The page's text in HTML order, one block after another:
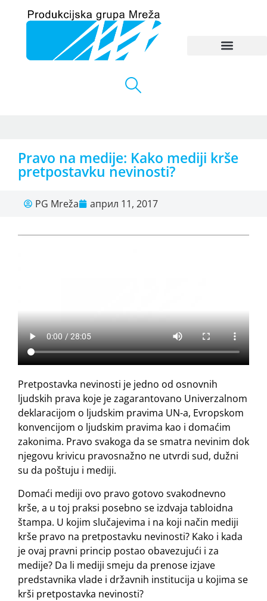
Pravo na medije: Kako mediji krše
pretpostavku nevinosti?
PG Mreža април 11, 2017
Pretpostavka nevinosti je jedno od osnovnih
ljudskih prava koje je zagarantovano Univerzalnom
deklaracijom o ljudskim pravima UN-a, Evropskom
konvencijom o ljudskim pravima kao i domaćim
zakonima. Pravo svakoga da se smatra nevinim dok
njegovu krivicu pravosnažno ne utvrdi sud, dužni
su da poštuju i mediji.
Domaći mediji ovo pravo gotovo svakodnevno
krše, a u toj praksi posebno se izdvaja tabloidna
štampa. U kojim slučajevima i na koji način mediji
krše pravo na pretpostavku nevinosti? Kako i kada
je ovaj pravni princip postao obavezujući i za
medije? Da li mediji smeju da prenose izjave
predstavnika vlade i državnih institucija u kojima se
krši pretpostavka nevinosti?